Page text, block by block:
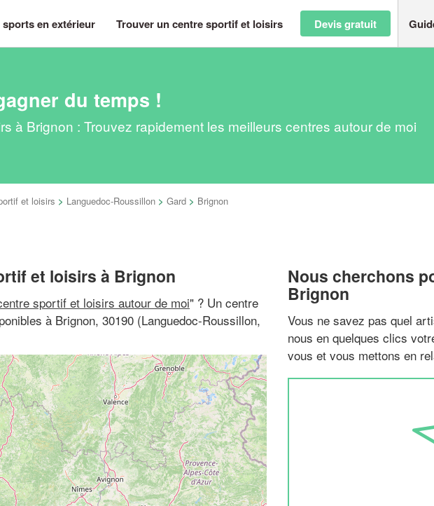
en extérieur Trouver un centre sportif et loisirs Devis gratuit
du temps !
à Brignon : Trouvez rapidement les meilleurs centres autour de moi
et loisirs > Languedoc-Roussillon > Gard > Brignon
et loisirs à Brignon
sportif et loisirs autour de moi" ? Un centre
à Brignon, 30190 (Languedoc-Roussillon,
Nous cherchons
Brignon
Vous ne savez pas quel
nous en quelques clics
vous et vous mettons en